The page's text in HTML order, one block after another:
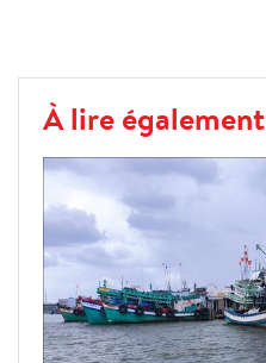
À lire également